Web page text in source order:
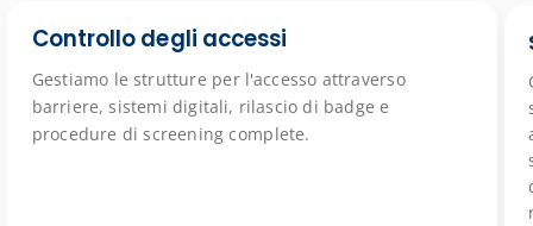
Controllo degli accessi
Gestiamo le strutture per l'accesso attraverso
barriere, sistemi digitali, rilascio di badge e
procedure di screening complete.